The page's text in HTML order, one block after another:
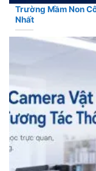
Trường Mầm Non
Nhất